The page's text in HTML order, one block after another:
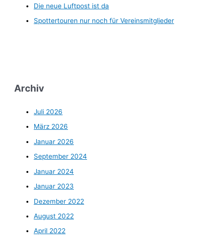
Die neue Luftpost ist da
Spottertouren nur noch für Vereinsmitglieder
Archiv
Juli 2026
März 2026
Januar 2026
September 2024
Januar 2024
Januar 2023
Dezember 2022
August 2022
April 2022